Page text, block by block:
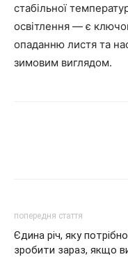
стабільної
освітлення — є
опаданню листя та
зимовим виглядом.
попередня стаття
Єдина річ, яку потрібно
зробити зараз, якщо